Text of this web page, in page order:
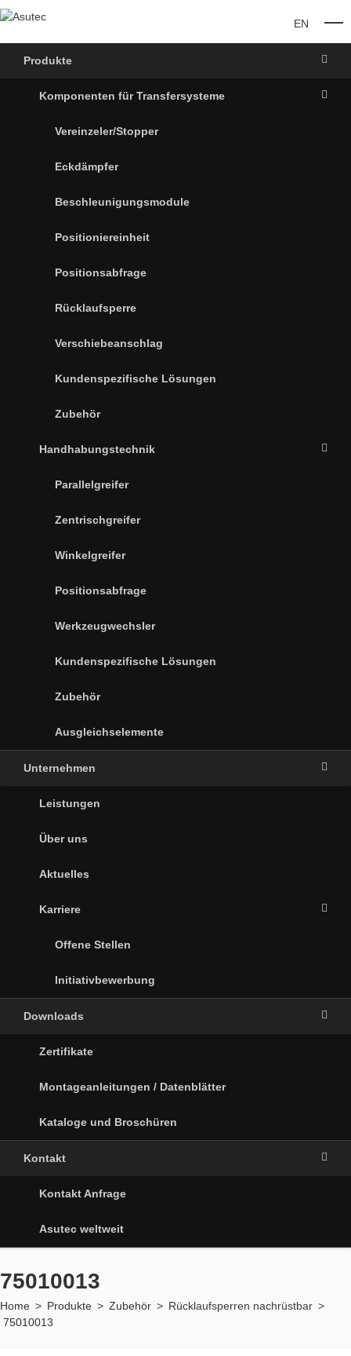
EN
Produkte
Komponenten für Transfersysteme
Vereinzeler/Stopper
Eckdämpfer
Beschleunigungsmodule
Positioniereinheit
Positionsabfrage
Rücklaufsperre
Verschiebeanschlag
Kundenspezifische Lösungen
Zubehör
Handhabungstechnik
Parallelgreifer
Zentrischgreifer
Winkelgreifer
Positionsabfrage
Werkzeugwechsler
Kundenspezifische Lösungen
Zubehör
Ausgleichselemente
Unternehmen
Leistungen
Über uns
Aktuelles
Karriere
Offene Stellen
Initiativbewerbung
Downloads
Zertifikate
Montageanleitungen / Datenblätter
Kataloge und Broschüren
Kontakt
Kontakt Anfrage
Asutec weltweit
75010013
Home > Produkte > Zubehör > Rücklaufsperren nachrüstbar >
75010013